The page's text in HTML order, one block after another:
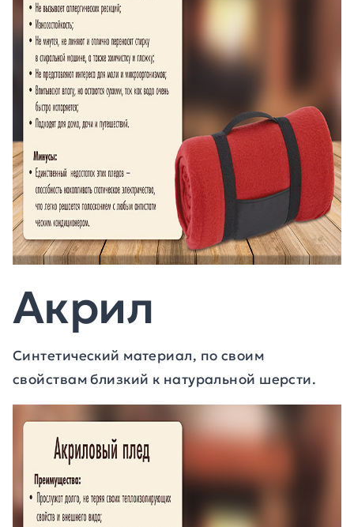
Акрил
Синтетический материал, по своим
свойствам близкий к натуральной шерсти.